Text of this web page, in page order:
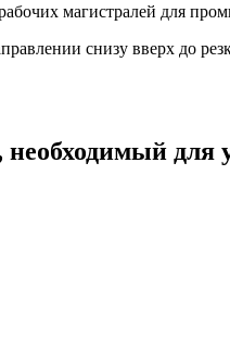
магистралей для
снизу вверх до
для